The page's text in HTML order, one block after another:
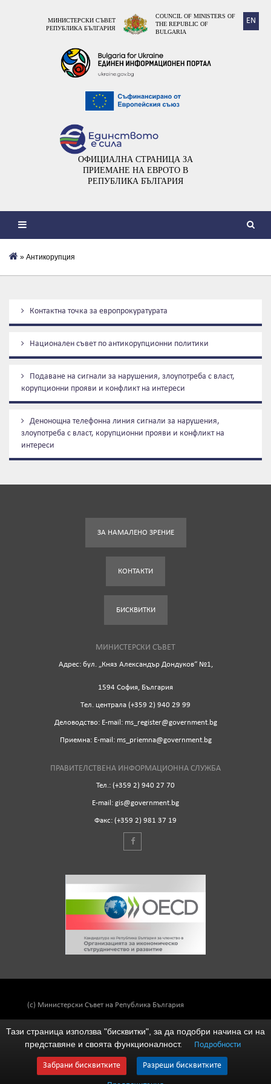
EN
МИНИСТЕРСКИ СЪВЕТ
РЕПУБЛИКА БЪЛГАРИЯ
COUNCIL OF MINISTERS OF
THE REPUBLIC OF
BULGARIA
ОФИЦИАЛНА СТРАНИЦА ЗА
ПРИЕМАНЕ НА ЕВРОТО В
РЕПУБЛИКА БЪЛГАРИЯ
» Антикорупция
Контактна точка за европрокуратурата
Национален съвет по антикорупционни политики
Подаване на сигнали за нарушения, злоупотреба с власт,
корупционни прояви и конфликт на интереси
Денонощна телефонна линия сигнали за нарушения,
злоупотреба с власт, корупционни прояви и конфликт на
интереси
ЗА НАМАЛЕНО ЗРЕНИЕ
КОНТАКТИ
БИСКВИТКИ
МИНИСТЕРСКИ СЪВЕТ
Адрес: бул. „Княз Александър Дондуков“ №1,
1594 София, България
Tел. централа (+359 2) 940 29 99
Деловодство: Е-mail: ms_register@government.bg
Приемна: Е-mail: ms_priemna@government.bg
ПРАВИТЕЛСТВЕНА ИНФОРМАЦИОННА СЛУЖБА
Тел.: (+359 2) 940 27 70
Е-mail: gis@government.bg
Факс: (+359 2) 981 37 19
(c) Министерски Съвет на Република България
Тази страница използва "бисквитки", за да подобри начина си на
представяне и своята функционалност.
Подробности
Забрани бисквитките Разреши бисквитките